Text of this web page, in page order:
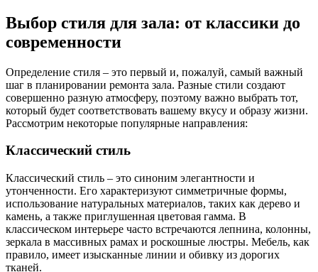
Выбор стиля для зала: от классики до
современности
Определение стиля – это первый и, пожалуй, самый важный
шаг в планировании ремонта зала. Разные стили создают
совершенно разную атмосферу, поэтому важно выбрать тот,
который будет соответствовать вашему вкусу и образу жизни.
Рассмотрим некоторые популярные направления:
Классический стиль
Классический стиль – это синоним элегантности и
утонченности. Его характеризуют симметричные формы,
использование натуральных материалов, таких как дерево и
камень, а также приглушенная цветовая гамма. В
классическом интерьере часто встречаются лепнина, колонны,
зеркала в массивных рамах и роскошные люстры. Мебель, как
правило, имеет изысканные линии и обивку из дорогих
тканей.